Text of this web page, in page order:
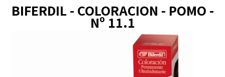
BIFERDIL - COLORACION - POMO -
Nº 11.1